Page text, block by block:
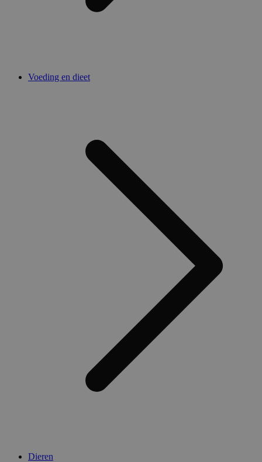
Voeding en dieet
Dieren